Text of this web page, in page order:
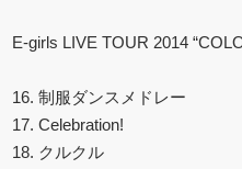
E-girls LIVE TOUR 2014
16. 制服ダンスメドレー
17. Celebration!
18. クルクル